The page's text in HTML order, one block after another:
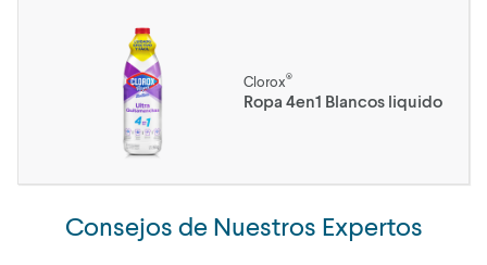
Clorox®
Ropa 4en1 Blancos liquido
Consejos de Nuestros Expertos